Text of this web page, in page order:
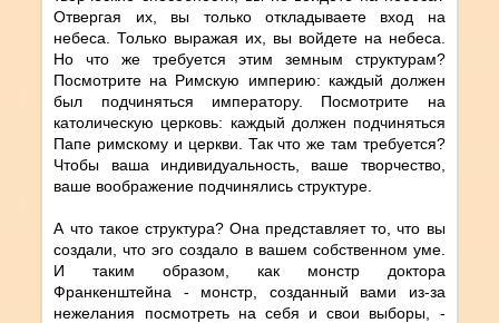
Отвергая их, вы только откладываете вход на
небеса. Только выражая их, вы войдете на небеса.
Но что же требуется этим земным структурам?
Посмотрите на Римскую империю: каждый должен
был подчиняться императору. Посмотрите на
католическую церковь: каждый должен подчиняться
Папе римскому и церкви. Так что же там требуется?
Чтобы ваша индивидуальность, ваше творчество,
ваше воображение подчинялись структуре.
А что такое структура? Она представляет то, что вы
создали, что эго создало в вашем собственном уме.
И таким образом, как монстр доктора
Франкенштейна - монстр, созданный вами из-за
нежелания посмотреть на себя и свои выборы, -